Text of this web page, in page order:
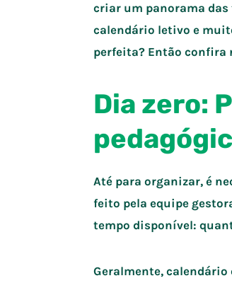
criar um panorama das
calendário letivo e
perfeita? Então confira
Dia zero:
Até para organizar, é
feito pela equipe
tempo disponível:
Geralmente, calendário